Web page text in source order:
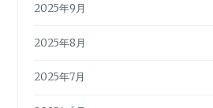
2025年9月
2025年8月
2025年7月